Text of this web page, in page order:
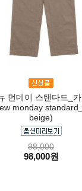
먼데이 스탠다드_
monday
beige)
98,000
98,000원